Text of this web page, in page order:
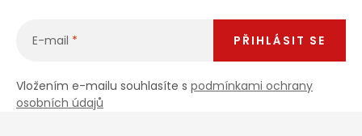
E-mail
Vložením e-mailu souhlasíte s podmínkami ochrany
osobních údajů
PŘIHLÁSIT SE